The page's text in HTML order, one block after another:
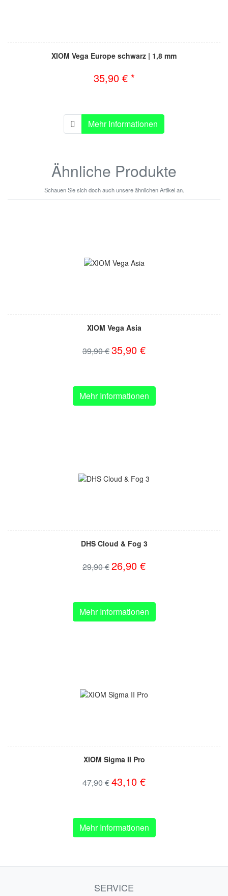
XIOM Vega Europe schwarz | 1,8 mm
35,90 € *
Mehr Informationen
Ähnliche Produkte
Schauen Sie sich doch auch unsere ähnlichen Artikel an.
XIOM Vega Asia
39,90 €35,90 €
Mehr Informationen
DHS Cloud & Fog 3
29,90 €26,90 €
Mehr Informationen
XIOM Sigma II Pro
47,90 €43,10 €
Mehr Informationen
SERVICE